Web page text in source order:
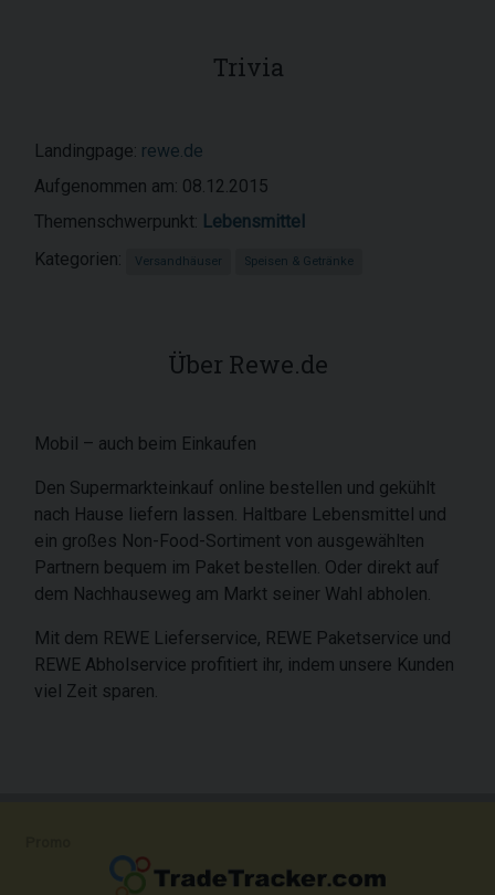
Trivia
Landingpage: rewe.de
Aufgenommen am: 08.12.2015
Themenschwerpunkt: Lebensmittel
Kategorien:
Versandhäuser Speisen & Getränke
Über Rewe.de
Mobil – auch beim Einkaufen
Den Supermarkteinkauf online bestellen und gekühlt
nach Hause liefern lassen. Haltbare Lebensmittel und
ein großes Non-Food-Sortiment von ausgewählten
Partnern bequem im Paket bestellen. Oder direkt auf
dem Nachhauseweg am Markt seiner Wahl abholen.
Mit dem REWE Lieferservice, REWE Paketservice und
REWE Abholservice profitiert ihr, indem unsere Kunden
viel Zeit sparen.